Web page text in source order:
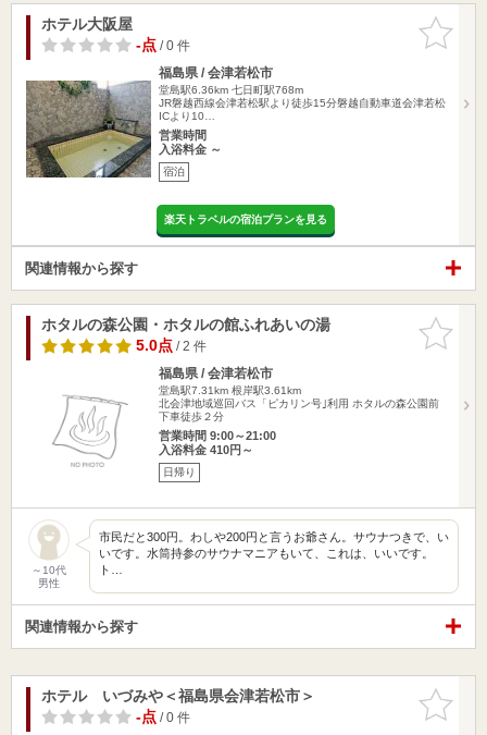
お気に入
りに追加
ホテル大阪屋
-点/ 0 件
福島県 / 会津若松市
堂島駅6.36km 七日町駅768m
JR磐越西線会津若松駅より徒歩15分磐越自動車道会津若松
ICより10…
営業時間
入浴料金 ～
宿泊
楽天トラベルの宿泊プランを見る
関連情報から探す
お気に入
りに追加
ホタルの森公園・ホタルの館ふれあいの湯
5.0点/ 2 件
福島県 / 会津若松市
堂島駅7.31km 根岸駅3.61km
北会津地域巡回バス「ピカリン号｣利用 ホタルの森公園前
下車徒歩２分
営業時間 9:00～21:00
入浴料金 410円～
日帰り
～10代
男性
市民だと300円。わしや200円と言うお爺さん。サウナつきで、い
いです。水筒持参のサウナマニアもいて、これは、いいです。
ト…
関連情報から探す
お気に入
りに追加
ホテル いづみや＜福島県会津若松市＞
-点/ 0 件